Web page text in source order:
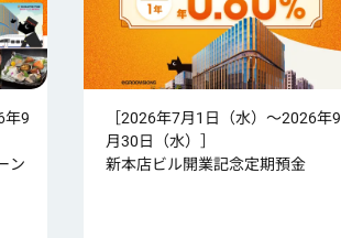
年9
ン
［2026年7月1日（水）～2026年9
月30日（水）］
新本店ビル開業記念定期預金